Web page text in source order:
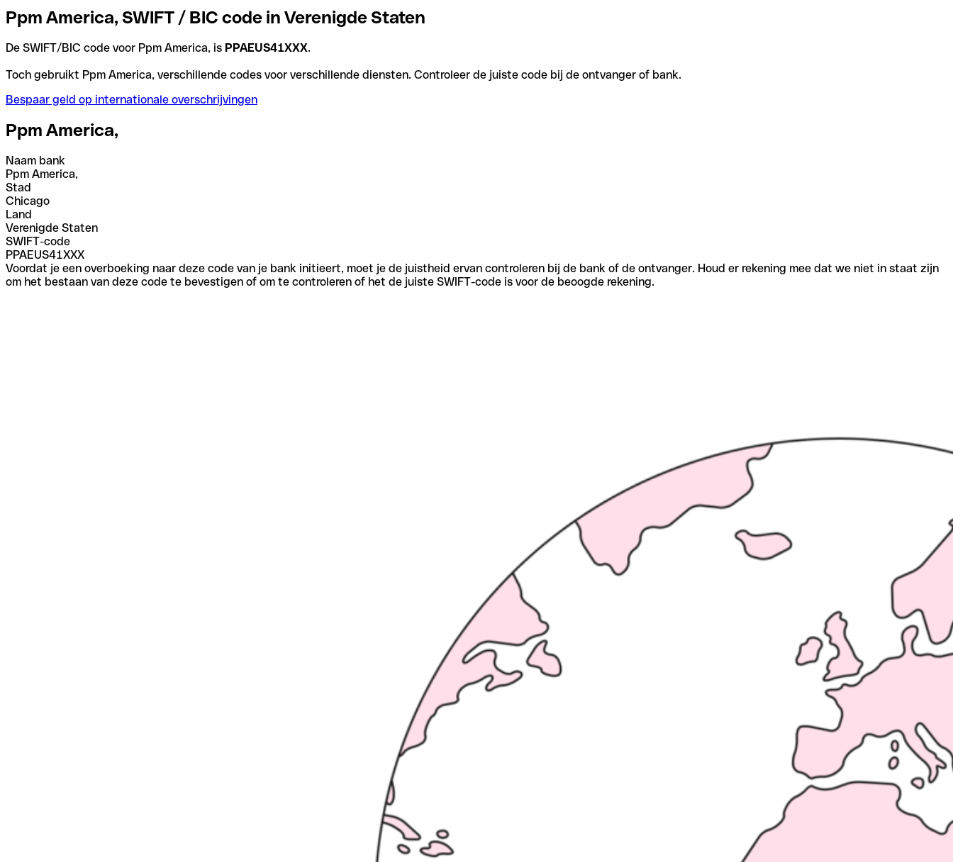
Ppm America, SWIFT / BIC code in Verenigde Staten
De SWIFT/BIC code voor Ppm America, is PPAEUS41XXX.
Toch gebruikt Ppm America, verschillende codes voor verschillende diensten. Controleer de juiste code bij de ontvanger of bank.
Bespaar geld op internationale overschrijvingen
Ppm America,
Naam bank
Ppm America,
Stad
Chicago
Land
Verenigde Staten
SWIFT-code
PPAEUS41XXX
Voordat je een overboeking naar deze code van je bank initieert, moet je de juistheid ervan controleren bij de bank of de ontvanger. Houd er rekening mee dat we niet in staat zijn
om het bestaan van deze code te bevestigen of om te controleren of het de juiste SWIFT-code is voor de beoogde rekening.